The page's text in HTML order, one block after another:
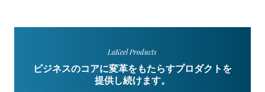
LaKeel Products
ビジネスのコアに変革をもたらすプロダクトを
提供し続けます。